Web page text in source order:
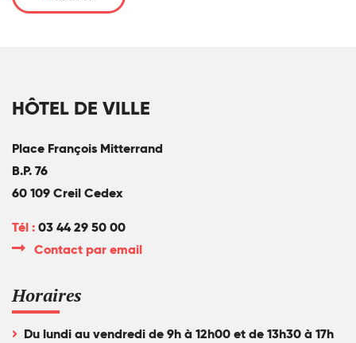
HÔTEL DE VILLE
Place François Mitterrand
B.P. 76
60 109 Creil Cedex
Tél :03 44 29 50 00
Contact par email
Horaires
Du lundi au vendredi de 9h à 12h00 et de 13h30 à 17h